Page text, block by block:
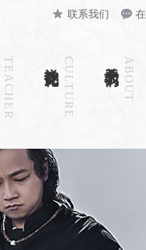
联系我们
TEACHER CULTURE ABOUT